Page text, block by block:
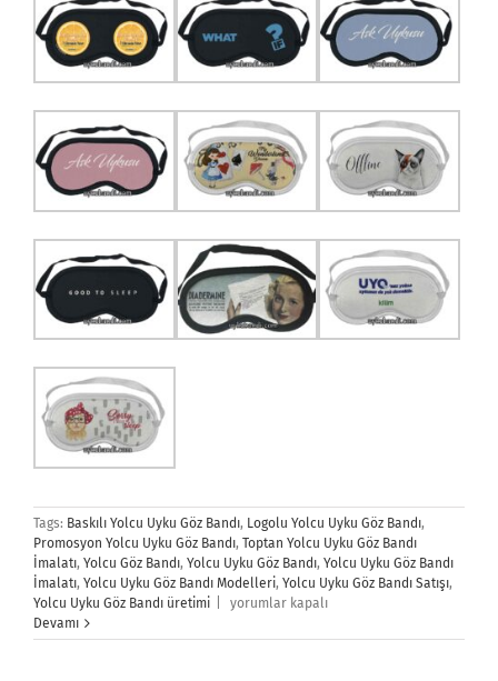
Tags: Baskılı Yolcu Uyku Göz Bandı, Logolu Yolcu Uyku Göz Bandı,
Promosyon Yolcu Uyku Göz Bandı, Toptan Yolcu Uyku Göz Bandı
İmalatı, Yolcu Göz Bandı, Yolcu Uyku Göz Bandı, Yolcu Uyku Göz Bandı
İmalatı, Yolcu Uyku Göz Bandı Modelleri, Yolcu Uyku Göz Bandı Satışı,
Yolcu Uyku Göz Bandı üretimi
Yolcu
Göz
yorumlar kapalı
Devamı